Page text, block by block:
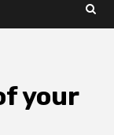
your